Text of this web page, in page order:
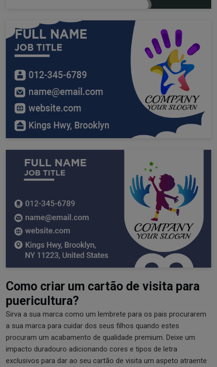
Como criar um cartão de visita para
puericultura?
Sirva a sua marca como um lembrete para os pais procurarem
a sua marca para cuidar dos seus filhos quando estes
procuram um acabamento de qualidade premium. Deixe um
impacto duradouro adicionando cores e tipos de letra
exclusivos para dar ao seu cartão de visita um aspeto atraente